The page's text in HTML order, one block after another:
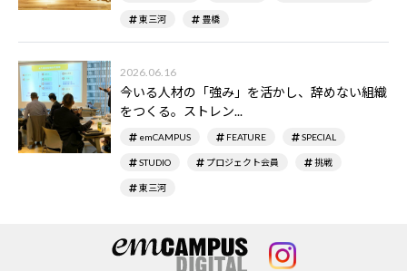
東三河 豊橋
2026.06.16
今いる人材の「強み」を活かし、辞めない組織
をつくる。ストレン...
emCAMPUS FEATURE SPECIAL
STUDIO プロジェクト会員 挑戦
東三河